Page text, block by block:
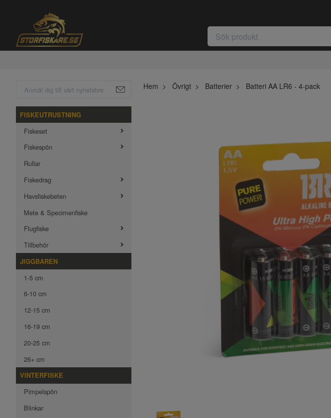
FISKEUTRUSTNING
Fiskeset
Fiskespön
Rullar
Fiskedrag
Havsfiskebeten
Mete & Specimenfiske
Flugfiske
Tillbehör
JIGGBAREN
1-5 cm
6-10 cm
12-15 cm
16-19 cm
20-25 cm
26+ cm
VINTERFISKE
Pimpelspön
Blinkar
Hem Övrigt Batterier Batteri AA LR6 - 4-pack